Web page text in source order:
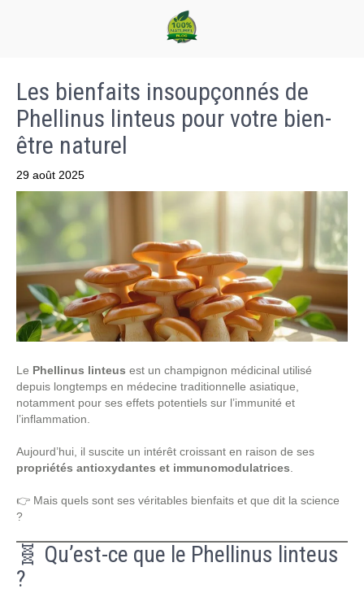
Les bienfaits insoupçonnés de
Phellinus linteus pour votre bien-
être naturel
29 août 2025
Le Phellinus linteus est un champignon médicinal utilisé
depuis longtemps en médecine traditionnelle asiatique,
notamment pour ses effets potentiels sur l’immunité et
l’inflammation.
Aujourd’hui, il suscite un intérêt croissant en raison de ses
propriétés antioxydantes et immunomodulatrices
👉 Mais quels sont ses véritables bienfaits et que dit la science
?
🧬 Qu’est-ce que le Phellinus linteus
?